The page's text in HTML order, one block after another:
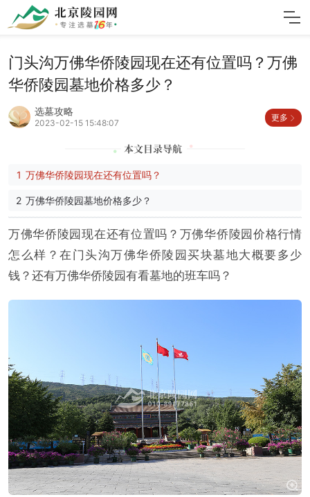
门头沟万佛华侨陵园现在还有位置吗？万佛
华侨陵园墓地价格多少？
选墓攻略
2023-02-15 15:48:07
更多
万佛华侨陵园现在还有位置吗？
万佛华侨陵园墓地价格多少？
万佛华侨陵园现在还有位置吗？万佛华侨陵园价格行情
怎么样？在门头沟万佛华侨陵园买块墓地大概要多少
钱？还有万佛华侨陵园有看墓地的班车吗？